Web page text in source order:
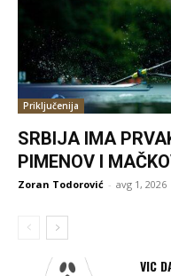
Priključenija
SRBIJA IMA
PIMENOV I
Zoran Todorović - avg 1, 2026
VIC